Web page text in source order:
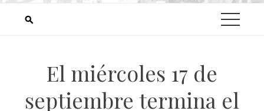
El miércoles 17 de
septiembre termina el